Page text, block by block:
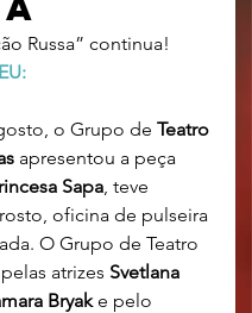
Russa” continua!
o Grupo de Teatro
apresentou a peça
Sapa , teve
oficina de pulseira
O Grupo de Teatro
atrizes Svetlana
Bryak e pelo